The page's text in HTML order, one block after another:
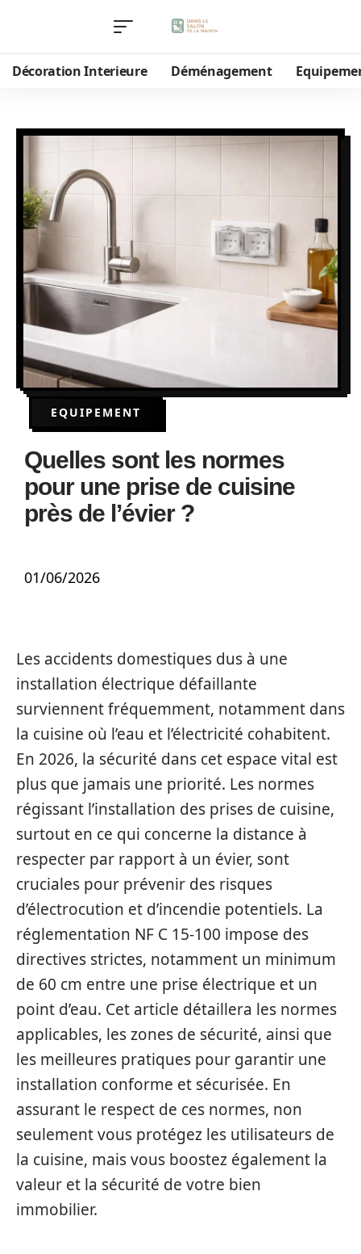
Décoration Interieure Déménagement
EQUIPEMENT
Quelles sont les normes
pour une prise de cuisine
près de l’évier ?
01/06/2026
Les accidents domestiques dus à une
installation électrique défaillante
surviennent fréquemment, notamment dans
la cuisine où l’eau et l’électricité cohabitent.
En 2026, la sécurité dans cet espace vital est
plus que jamais une priorité. Les normes
régissant l’installation des prises de cuisine,
surtout en ce qui concerne la distance à
respecter par rapport à un évier, sont
cruciales pour prévenir des risques
d’électrocution et d’incendie potentiels. La
réglementation NF C 15-100 impose des
directives strictes, notamment un minimum
de 60 cm entre une prise électrique et un
point d’eau. Cet article détaillera les normes
applicables, les zones de sécurité, ainsi que
les meilleures pratiques pour garantir une
installation conforme et sécurisée. En
assurant le respect de ces normes, non
seulement vous protégez les utilisateurs de
la cuisine, mais vous boostez également la
valeur et la sécurité de votre bien
immobilier.